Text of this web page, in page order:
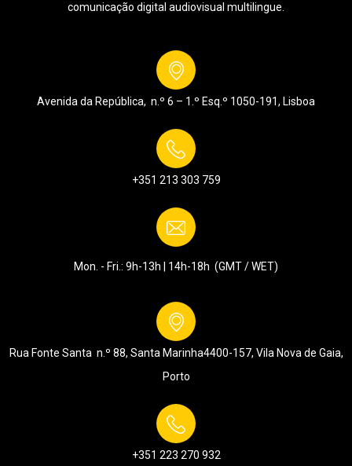
comunicação digital audiovisual multilingue.
Avenida da República, n.º 6 – 1.º Esq.º 1050-191, Lisboa
+351 213 303 759
Mon. - Fri.: 9h-13h | 14h-18h (GMT / WET)
Rua Fonte Santa n.º 88, Santa Marinha4400-157, Vila Nova de Gaia,
Porto
+351 223 270 932